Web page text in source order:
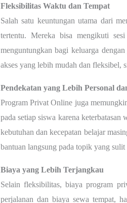
Fleksibilitas Waktu dan Tempat
Salah satu keuntungan utama dari
tertentu. Mereka bisa mengikuti
menguntungkan bagi keluarga
akses yang lebih mudah dan fleksibel,
Pendekatan yang Lebih Personal
Program Privat Online juga
pada setiap siswa karena
kebutuhan dan kecepatan belajar
bantuan langsung pada topik yang sulit
Biaya yang Lebih Terjangkau
Selain fleksibilitas, biaya program
perjalanan dan biaya sewa tempat,